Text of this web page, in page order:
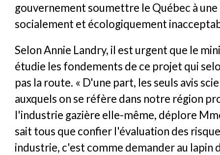
gouvernement soumettre le Québec à
socialement et écologiquement
Selon Annie Landry, il est urgent que le
étudie les fondements de ce projet qui
pas la route. « D'une part, les seuls avis
auxquels on se réfère dans notre région
l'industrie gazière elle-même, déplore
sait tous que confier l'évaluation des
industrie, c'est comme demander au lapin